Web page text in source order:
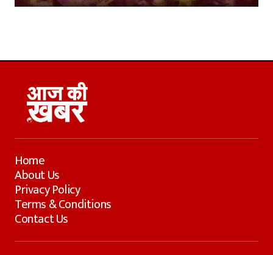
Home
About Us
Privacy Policy
Terms & Conditions
Contact Us